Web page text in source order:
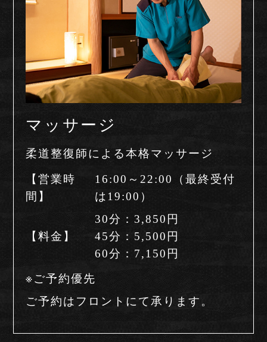
マッサージ
柔道整復師による本格マッサージ
【営業時
間】
16:00～22:00（最終受付
は19:00）
【料金】
30分：3,850円
45分：5,500円
60分：7,150円
※ご予約優先
ご予約はフロントにて承ります。